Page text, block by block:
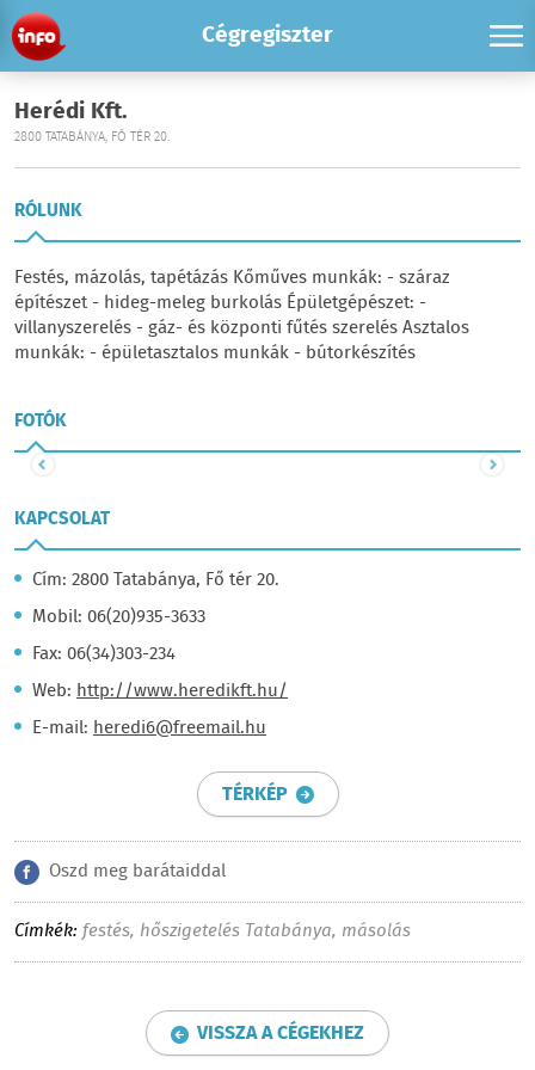
Cégregiszter
Herédi Kft.
2800 TATABÁNYA, FŐ TÉR 20.
RÓLUNK
Festés, mázolás, tapétázás Kőműves munkák: - száraz
építészet- hideg-meleg burkolás Épületgépészet: -
villanyszerelés - gáz- és központi fűtés szerelésAsztalos
munkák: - épületasztalos munkák - bútorkészítés
FOTÓK
KAPCSOLAT
Cím: 2800 Tatabánya, Fő tér 20.
Mobil: 06(20)935-3633
Fax: 06(34)303-234
Web: http://www.heredikft.hu/
E-mail: heredi6@freemail.hu
TÉRKÉP
Oszd meg barátaiddal
Címkék: festés, hőszigetelés Tatabánya, másolás
VISSZA A CÉGEKHEZ